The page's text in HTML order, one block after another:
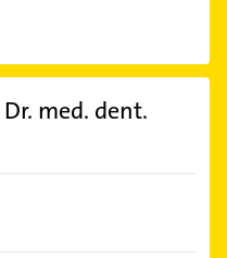
med. dent.